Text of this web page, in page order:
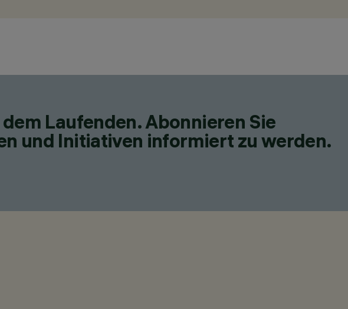
Laufenden. Abonnieren Sie
und Initiativen informiert zu werden.